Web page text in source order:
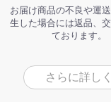
お届け商品の不良や運
生した場合には返品、
ております。
さらに詳しく